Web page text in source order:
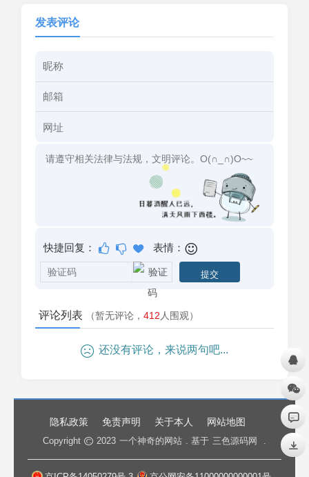
发表评论
快捷回复： 表情：
评论列表 （暂无评论， 412 人围观）
还没有评论，来说两句吧...
隐私政策 免责声明 关于本人 网站地图
Copyright 2023 一个神奇的网站 . 基于 三色源码网 .